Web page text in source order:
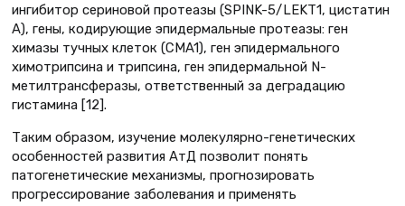
ингибитор сериновой протеазы (SPINK-5/LEKT1, цистатин
А), гены, кодирующие эпидермальные протеазы: ген
химазы тучных клеток (CMA1), ген эпидермального
химотрипсина и трипсина, ген эпидермальной N-
метилтрансферазы, ответственный за деградацию
гистамина [12].
Таким образом, изучение молекулярно-генетических
особенностей развития АтД позволит понять
патогенетические механизмы, прогнозировать
прогрессирование заболевания и применять